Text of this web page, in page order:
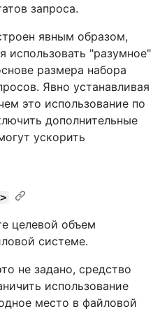
запроса.
явным образом,
использовать "разумное"
размера набора
Явно устанавливая
это использование по
дополнительные
ускорить
целевой объем
системе.
не задано, средство
использование
место в файловой